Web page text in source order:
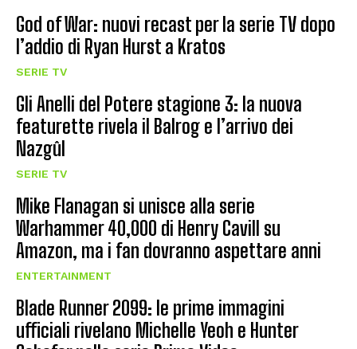
God of War: nuovi recast per la serie TV dopo
l’addio di Ryan Hurst a Kratos
SERIE TV
Gli Anelli del Potere stagione 3: la nuova
featurette rivela il Balrog e l’arrivo dei
Nazgûl
SERIE TV
Mike Flanagan si unisce alla serie
Warhammer 40,000 di Henry Cavill su
Amazon, ma i fan dovranno aspettare anni
ENTERTAINMENT
Blade Runner 2099: le prime immagini
ufficiali rivelano Michelle Yeoh e Hunter